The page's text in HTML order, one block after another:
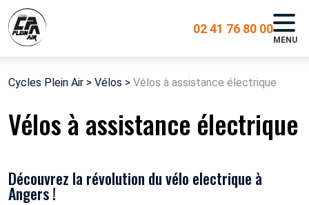
02 41 76 80 00
MENU
Cycles Plein Air > Vélos > Vélos à assistance électrique
Vélos à assistance électrique
Découvrez la révolution du vélo electrique à
Angers !